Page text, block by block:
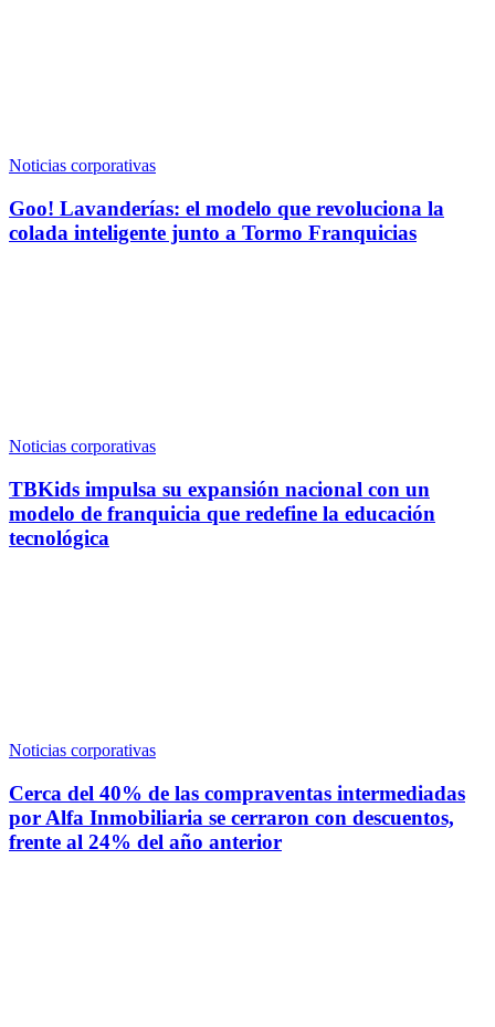
Noticias corporativas
Goo! Lavanderías: el modelo que revoluciona la
colada inteligente junto a Tormo Franquicias
Noticias corporativas
TBKids impulsa su expansión nacional con un
modelo de franquicia que redefine la educación
tecnológica
Noticias corporativas
Cerca del 40% de las compraventas intermediadas
por Alfa Inmobiliaria se cerraron con descuentos,
frente al 24% del año anterior